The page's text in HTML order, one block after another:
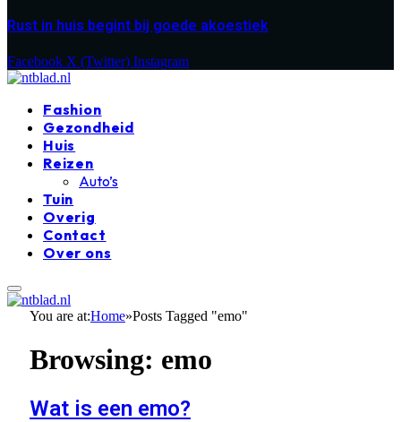
Rust in huis begint bij goede akoestiek
Facebook X (Twitter) Instagram
Fashion
Gezondheid
Huis
Reizen
Auto’s
Tuin
Overig
Contact
Over ons
You are at:Home»Posts Tagged "emo"
Browsing: emo
Wat is een emo?